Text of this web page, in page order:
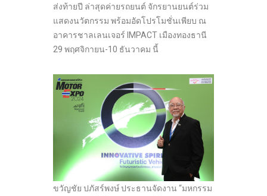
ส่งท้ายปี ล่าสุดค่ายรถยนต์ จักรยานยนต์ร่วม
แสดงนวัตกรรม พร้อมอัดโปรโมชั่นเพียบ ณ
อาคารชาลเลนเจอร์ IMPACT เมืองทองธานี
29 พฤศจิกายน-10 ธันวาคม นี้
ขวัญชัย ปภัสร์พงษ์ ประธานจัดงาน “มหกรรม